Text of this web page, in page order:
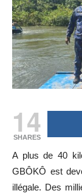
14
SHARES
A plus de 40
GBÔKÔ est
illégale. Des